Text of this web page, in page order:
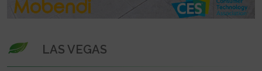
LAS VEGAS